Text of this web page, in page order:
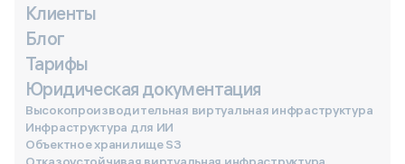
Клиенты
Блог
Тарифы
Юридическая документация
Высокопроизводительная виртуальная инфраструктура
Инфраструктура для ИИ
Объектное хранилище S3